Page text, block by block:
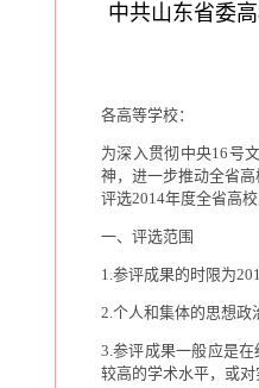
中共山东省委
各高等学校：
为深入贯彻中央16号
神，进一步推动全省
评选2014年度全省高
一、评选范围
1.参评成果的时限为
2.个人和集体的思想政
3.参评成果一般应是
较高的学术水平，或